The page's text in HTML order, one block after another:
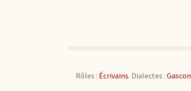
Rôles : Écrivains. Dialectes : Gascon